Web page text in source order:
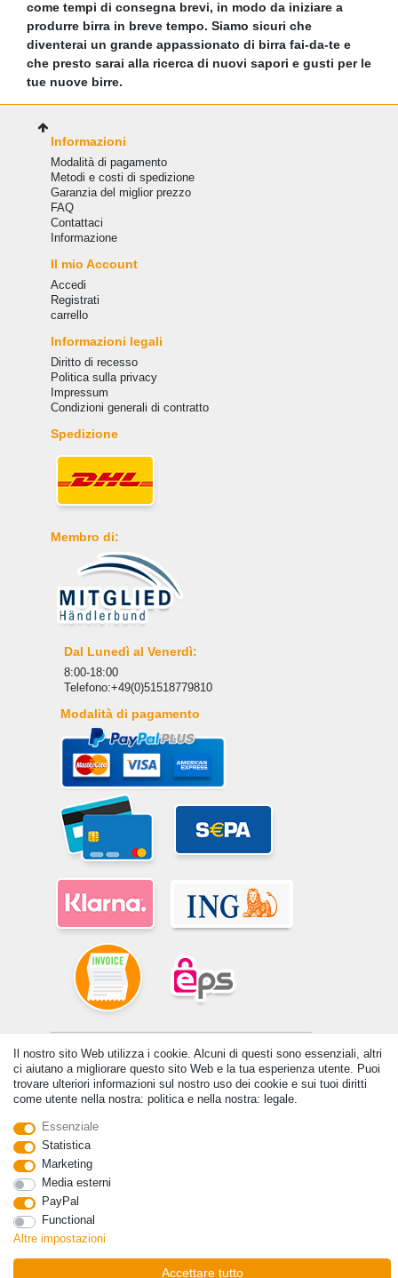
come tempi di consegna brevi, in modo da iniziare a
produrre birra in breve tempo. Siamo sicuri che
diventerai un grande appassionato di birra fai-da-te e
che presto sarai alla ricerca di nuovi sapori e gusti per le
tue nuove birre.
Il nostro sito Web utilizza i cookie. Alcuni di questi sono essenziali, altri
ci aiutano a migliorare questo sito Web e la tua esperienza utente. Puoi
trovare ulteriori informazioni sul nostro uso dei cookie e sui tuoi diritti
come utente nella nostra: politica e nella nostra: legale.
Essenziale
Statistica
Marketing
Media esterni
PayPal
Functional
Altre impostazioni
Accettare tutto
Informazioni
Modalità di pagamento
Metodi e costi di spedizione
Garanzia del miglior prezzo
FAQ
Сontattaci
Informazione
Il mio Account
Accedi
Registrati
carrello
Informazioni legali
Diritto di recesso
Politica sulla privacy
Impressum
Condizioni generali di contratto
Spedizione
Membro di:
Dal Lunedì al Venerdì:
8:00-18:00
Telefono:+49(0)51518779810
Modalità di pagamento
incl. 19% di imposta sul valore aggiunto | prezzi base vedi dettaglio
articolo | *Si applica alle consegne in Italia!
Withdraw from contract here Contatto